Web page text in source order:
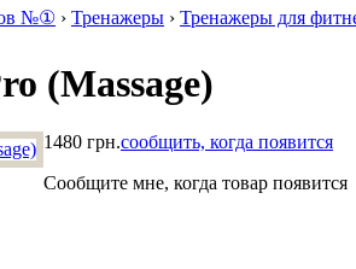
№① › Тренажеры › Тренажеры для
(Massage)
1480 грн.сообщить, когда появится
Сообщите мне, когда товар появится